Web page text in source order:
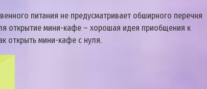
питания не предусматривает обширного перечня
открытие мини-кафе – хорошая идея приобщения к
открыть мини-кафе с нуля.